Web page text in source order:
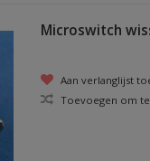
Microswitch
Aan verlanglijst
Toevoegen om